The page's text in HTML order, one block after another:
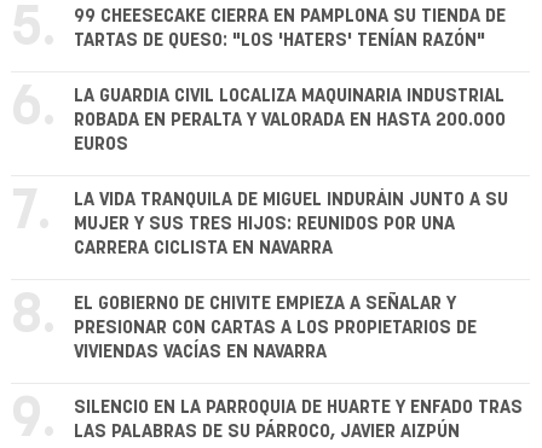
5.
99 CHEESECAKE CIERRA EN PAMPLONA SU TIENDA DE
TARTAS DE QUESO: "LOS 'HATERS' TENÍAN RAZÓN"
6.
LA GUARDIA CIVIL LOCALIZA MAQUINARIA INDUSTRIAL
ROBADA EN PERALTA Y VALORADA EN HASTA 200.000
EUROS
7.
LA VIDA TRANQUILA DE MIGUEL INDURÁIN JUNTO A SU
MUJER Y SUS TRES HIJOS: REUNIDOS POR UNA
CARRERA CICLISTA EN NAVARRA
8.
EL GOBIERNO DE CHIVITE EMPIEZA A SEÑALAR Y
PRESIONAR CON CARTAS A LOS PROPIETARIOS DE
VIVIENDAS VACÍAS EN NAVARRA
9.
SILENCIO EN LA PARROQUIA DE HUARTE Y ENFADO TRAS
LAS PALABRAS DE SU PÁRROCO, JAVIER AIZPÚN